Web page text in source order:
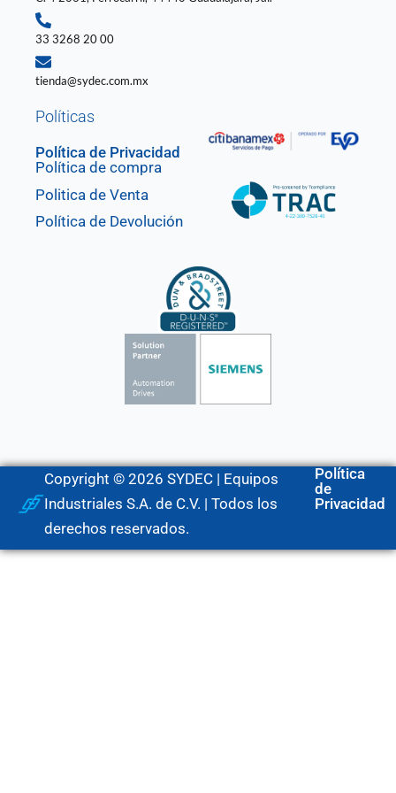
33 3268 20 00
tienda@sydec.com.mx
Políticas
Política de Privacidad
Política de compra
Politica de Venta
Política de Devolución
Copyright © 2026 SYDEC | Equipos
Industriales S.A. de C.V. | Todos los
derechos reservados.
Política
de
Privacidad